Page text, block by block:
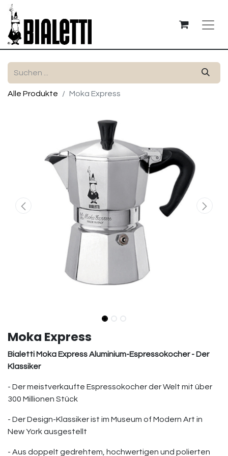
Alle Produkte Moka Express
Moka Express
Bialetti Moka Express Aluminium-Espressokocher - Der
Klassiker
- Der meistverkaufte Espressokocher der Welt mit über
300 Millionen Stück
- Der Design-Klassiker ist im Museum of Modern Art in
New York ausgestellt
- Aus doppelt gedrehtem, hochwertigen und polierten